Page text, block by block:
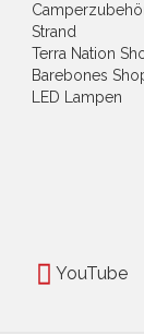
Strand
Terra Nation
Barebones
LED Lampen
YouTube